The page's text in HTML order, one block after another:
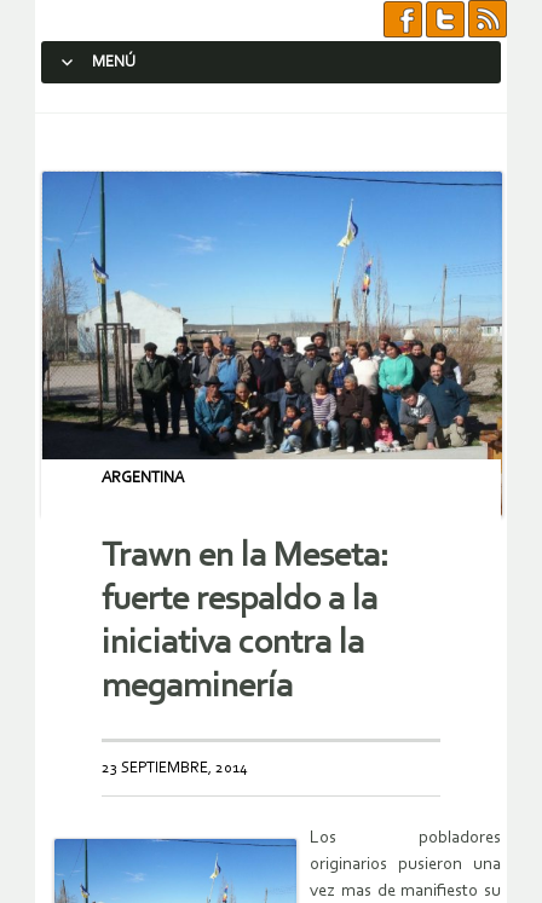
MENÚ
ARGENTINA
Trawn en la Meseta:
fuerte respaldo a la
iniciativa contra la
megaminería
23 SEPTIEMBRE, 2014
Los pobladores
originarios pusieron una
vez mas de manifiesto su